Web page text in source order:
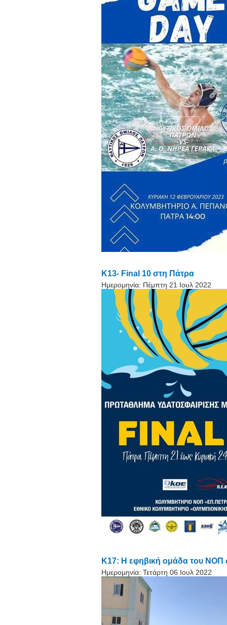
Κ13- Final 10 στη Πάτρα
Ημερομηνία: Πέμπτη 21 Ιουλ 2022
Κ17: H εφηβική ομάδα του ΝΟΠ
Ημερομηνία: Τετάρτη 06 Ιουλ 2022